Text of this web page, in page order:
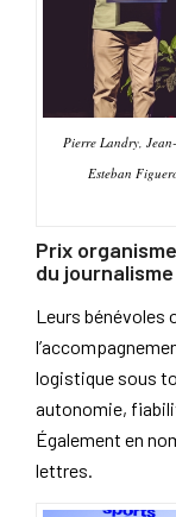
Pierre Landry,
Esteban
Prix
du
Leurs bénévoles
logistique sous
autonomie,
Également en
lettres.